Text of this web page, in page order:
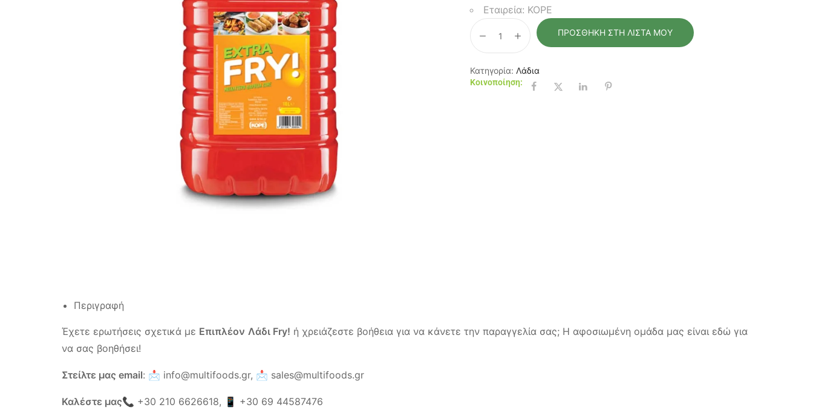
Εταιρεία: KOPE
ΠΡΟΣΘΉΚΗ ΣΤΗ ΛΊΣΤΑ ΜΟΥ
Κατηγορία: Λάδια
Κοινοποίηση:
Περιγραφή
Έχετε ερωτήσεις σχετικά με Επιπλέον Λάδι Fry! ή χρειάζεστε βοήθεια για να κάνετε την παραγγελία σας; Η αφοσιωμένη ομάδα μας είναι εδώ για
να σας βοηθήσει!
Στείλτε μας email: 📩 info@multifoods.gr, 📩 sales@multifoods.gr
Καλέστε μας📞 +30 210 6626618, 📱 +30 69 44587476